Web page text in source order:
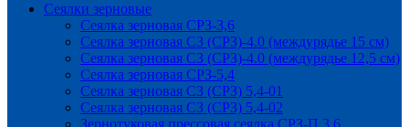
Сеялки зерновые
Сеялка зерновая СРЗ-3,6
Сеялка зерновая СЗ (СРЗ)-4.0 (междурядье 15 см)
Сеялка зерновая СЗ (СРЗ)-4.0 (междурядье 12,5 см)
Сеялка зерновая СРЗ-5,4
Сеялка зерновая СЗ (СРЗ) 5,4-01
Сеялка зерновая СЗ (СРЗ) 5,4-02
Зернотуковая прессовая сеялка СРЗ-П 3.6